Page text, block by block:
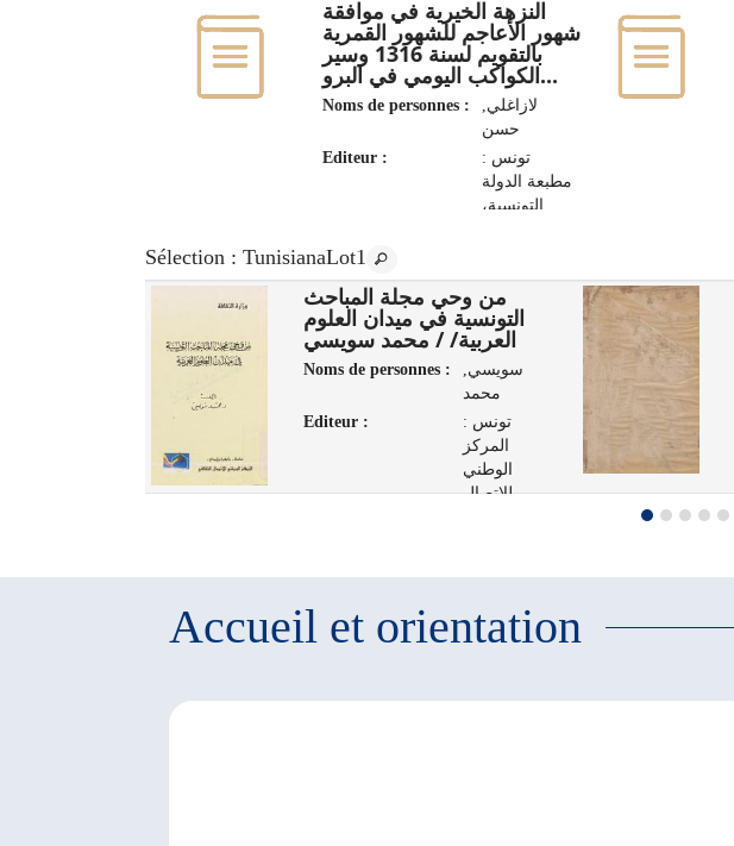
النزهة الخيرية في موافقة
شهور الأعاجم للشهور القمرية
بالتقويم لسنة 1316 وسير
الكواكب اليومي في البرو...
Noms de personnes :
لازاغلي,
حسن
Editeur :
تونس :
مطبعة الدولة
التونسية،
Sélection : TunisianaLot1
من وحي مجلة المباحث
التونسية في ميدان العلوم
العربية/ / محمد سويسي
Noms de personnes :
سويسي,
محمد
Editeur :
تونس :
المركز
الوطني
للإتصال
Accueil et orientation